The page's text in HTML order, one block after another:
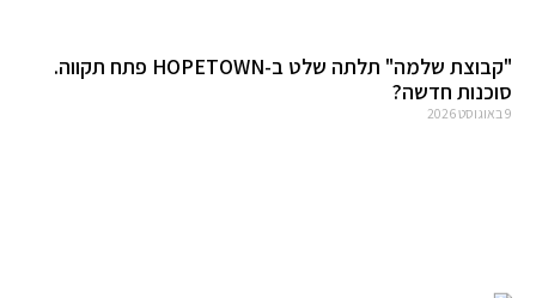
"קבוצת שלמה" תלתה שלט ב-HOPETOWN פתח תקווה.
סוכנות חדשה?
9 באוגוסט 2026